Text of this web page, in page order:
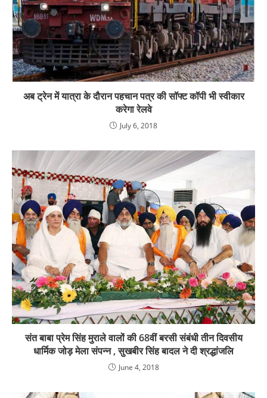
अब ट्रेन में यात्रा के दौरान पहचान पत्र की सॉफ्ट कॉपी भी स्वीकार
करेगा रेलवे
July 6, 2018
संत बाबा प्रेम सिंह मुराले वालों की 68वीं बरसी संबंधी तीन दिवसीय
धार्मिक जोड़ मेला संपन्न , सुखबीर सिंह बादल ने दी श्रद्धांजलि
June 4, 2018